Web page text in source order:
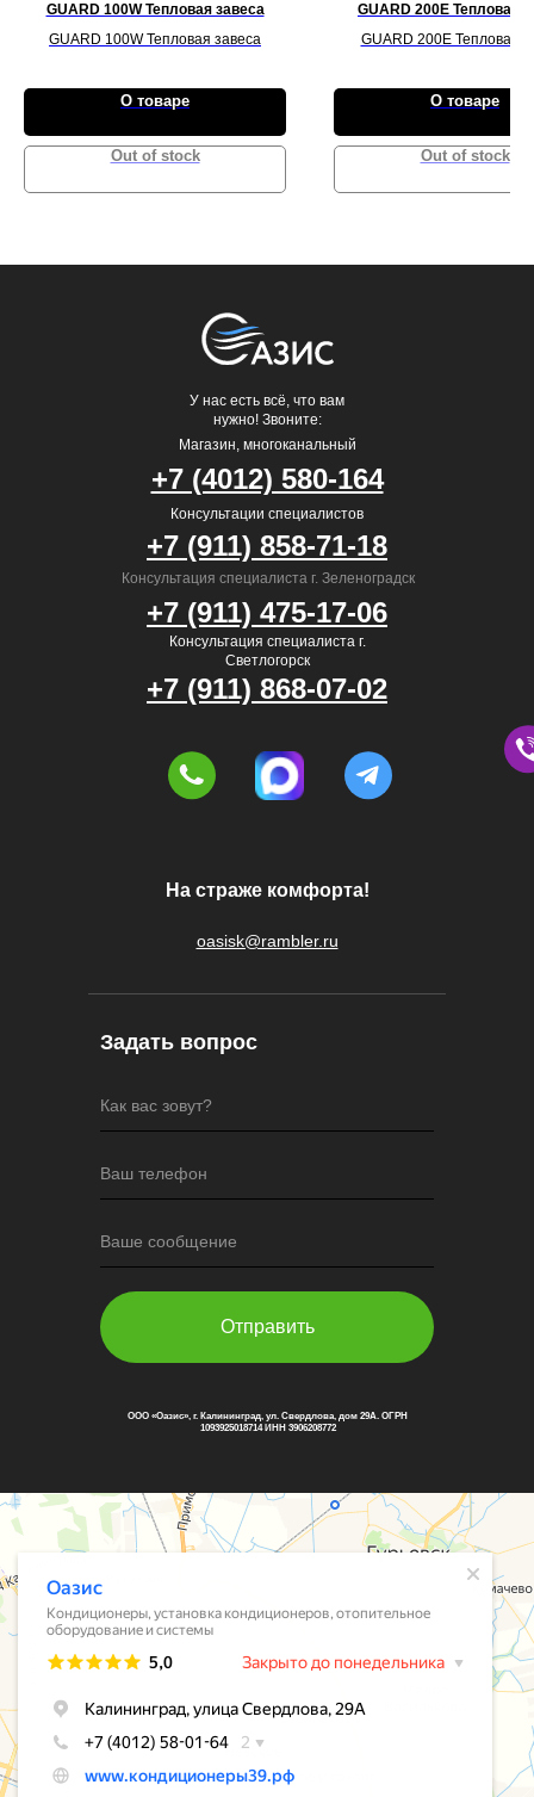
GUARD 100W Тепловая завеса
GUARD 100W Тепловая завеса
О товаре
Out of stock
GUARD 200E Тепловая
GUARD 200E Тепловая
О товаре
Out of stock
Как вас зовут?
Ваш телефон
Ваше сообщение
Отправить
oasisk@rambler.ru
У нас есть всё, что вам
нужно! Звоните:
На страже комфорта!
Магазин, многоканальный
Консультация специалиста г.
Светлогорск
Консультация специалиста г. Зеленоградск
Консультации специалистов
+7 (911) 858-71-18
+7 (911) 475-17-06
+7 (911) 868-07-02
+7 (4012) 580-164
Задать вопрос
ООО «Оазис», г. Калининград, ул. Свердлова, дом 29А. ОГРН
1093925018714 ИНН 3906208772